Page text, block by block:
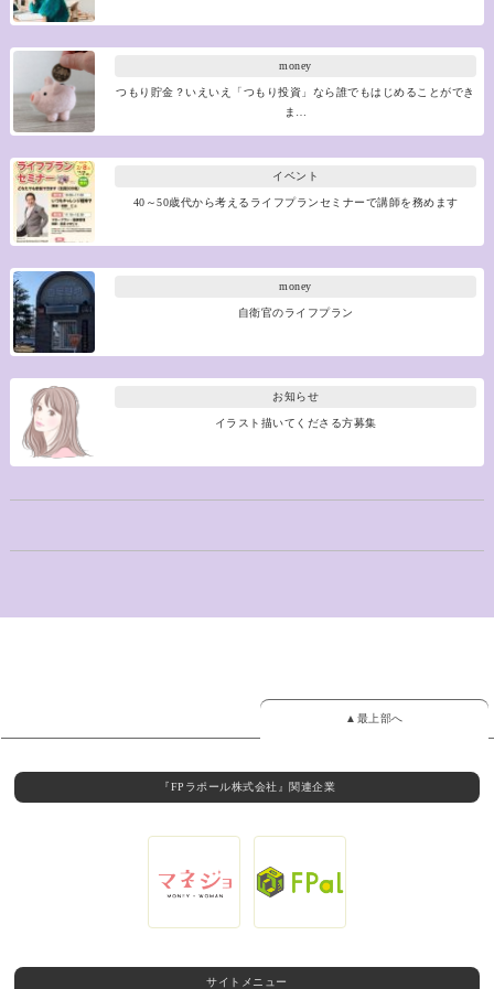
money
つもり貯金？いえいえ「つもり投資」なら誰でもはじめることができ
ま…
イベント
40～50歳代から考えるライフプランセミナーで講師を務めます
money
自衛官のライフプラン
お知らせ
イラスト描いてくださる方募集
▲最上部へ
『FPラポール株式会社』関連企業
サイトメニュー